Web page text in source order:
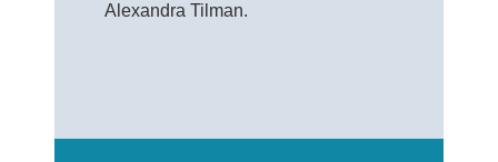
Alexandra Tilman.